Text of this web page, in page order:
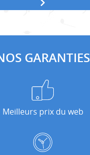
GARANTIES
Meilleurs prix du web